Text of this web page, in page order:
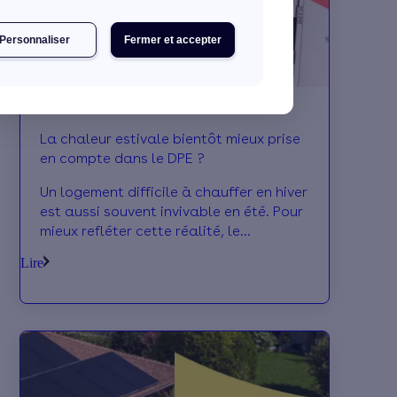
Fermer et accepter
Personnaliser
La chaleur estivale bientôt mieux prise
en compte dans le DPE ?
Un logement difficile à chauffer en hiver
est aussi souvent invivable en été. Pour
mieux refléter cette réalité, le
rôle du confort d’été dans le calcul du
(DPE). On décrypte pour vous les
impacts attendus.
Lire